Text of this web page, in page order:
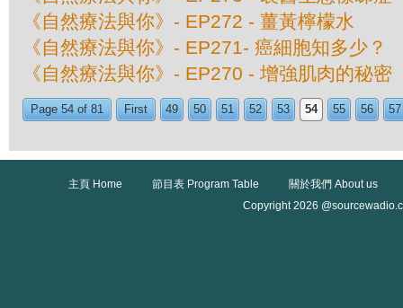
《自然療法與你》- EP272 - 薑黃檸檬水
《自然療法與你》- EP271- 癌細胞知多少？
《自然療法與你》- EP270 - 增強肌肉的秘密
Page 54 of 81 First 49 50 51 52 53 54 55 56 57
主頁 Home 節目表 Program Table
關於我們 About us
Copyright 2026